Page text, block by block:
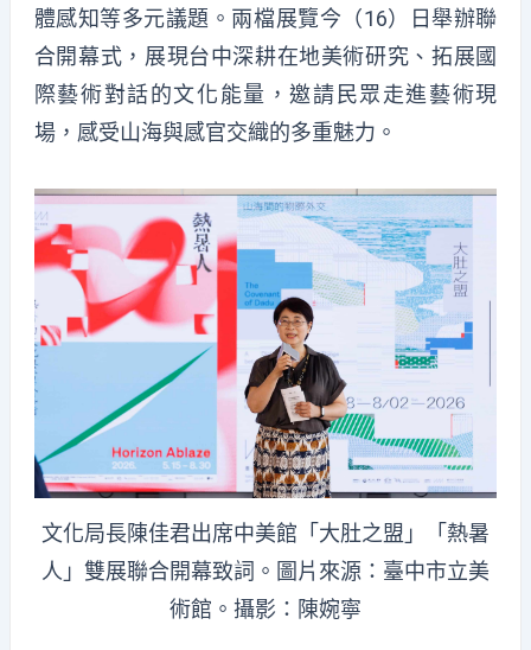
體感知等多元議題。兩檔展覽今（16）日舉辦聯
合開幕式，展現台中深耕在地美術研究、拓展國
際藝術對話的文化能量，邀請民眾走進藝術現
場，感受山海與感官交織的多重魅力。
文化局長陳佳君出席中美館「大肚之盟」「熱暑
人」雙展聯合開幕致詞。圖片來源：臺中市立美
術館。攝影：陳婉寧